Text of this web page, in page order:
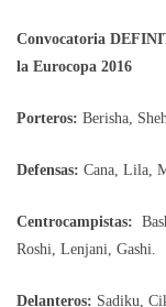
Convocatoria
la Eurocopa 2016
Porteros: Berisha,
Defensas: Cana, Lila,
Centrocampistas:
Roshi, Lenjani, Gashi.
Delanteros: Sadiku,